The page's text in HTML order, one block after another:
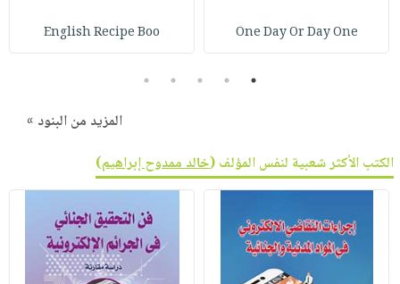
أطفال
أسئلة
وفرات
انشر
كتابك
تواصل
عربة
التسوق
One Day Or Day One
English Recipe Boo
1
2
3
4
5
المزيد من البنود »
الكتب الأكثر شعبية لنفس المؤلف (خالد ممدوح إبراهيم)